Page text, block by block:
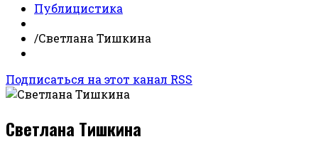
Публицистика
/Светлана Тишкина
Подписаться на этот канал RSS
Светлана Тишкина